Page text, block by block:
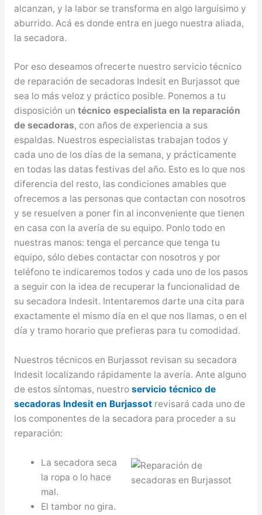
alcanzan, y la labor se transforma en algo larguísimo y
aburrido. Acá es donde entra en juego nuestra aliada,
la secadora.
Por eso deseamos ofrecerte nuestro servicio técnico
de reparación de secadoras Indesit en Burjassot que
sea lo más veloz y práctico posible. Ponemos a tu
disposición un técnico especialista en la reparación
de secadoras, con años de experiencia a sus
espaldas. Nuestros especialistas trabajan todos y
cada uno de los días de la semana, y prácticamente
en todas las datas festivas del año. Esto es lo que nos
diferencia del resto, las condiciones amables que
ofrecemos a las personas que contactan con nosotros
y se resuelven a poner fin al inconveniente que tienen
en casa con la avería de su equipo. Ponlo todo en
nuestras manos: tenga el percance que tenga tu
equipo, sólo debes contactar con nosotros y por
teléfono te indicaremos todos y cada uno de los pasos
a seguir con la idea de recuperar la funcionalidad de
su secadora Indesit. Intentaremos darte una cita para
exactamente el mismo día en el que nos llamas, o en el
día y tramo horario que prefieras para tu comodidad.
Nuestros técnicos en Burjassot revisan su secadora
Indesit localizando rápidamente la avería. Ante alguno
de estos síntomas, nuestro servicio técnico de
secadoras Indesit en Burjassotrevisará cada uno de
los componentes de la secadora para proceder a su
reparación:
La secadora seca
la ropa o lo hace
mal.
El tambor no gira.